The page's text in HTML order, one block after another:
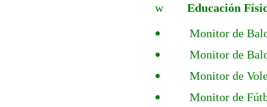
w
Educación
Monitor de
Monitor de
Monitor de
Monitor de